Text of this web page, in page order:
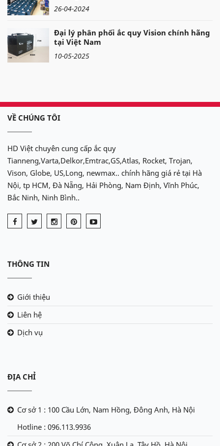
26-04-2024
Đại lý phân phối ắc quy Vision chính hãng
tại Việt Nam
10-05-2025
VỀ CHÚNG TÔI
HD Việt chuyên cung cấp ắc quy
Tianneng,Varta,Delkor,Emtrac,GS,Atlas, Rocket, Trojan,
Vison, Globe, US,Long, newmax.. chính hãng giá rẻ tại Hà
Nội, tp HCM, Đà Nẵng, Hải Phòng, Nam Định, Vĩnh Phúc,
Bắc Ninh, Ninh Bình..
THÔNG TIN
Giới thiệu
Liên hệ
Dịch vụ
ĐỊA CHỈ
Cơ sở 1 : 100 Cầu Lớn, Nam Hồng, Đông Anh, Hà Nội
Hotline : 096.113.9936